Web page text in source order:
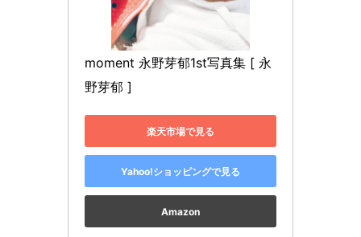
moment 永野芽郁1st写真集 [ 永
野芽郁 ]
楽天市場で見る
Yahoo!ショッピングで見る
Amazon